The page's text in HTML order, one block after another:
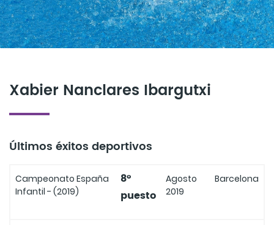
Xabier Nanclares Ibargutxi
Últimos éxitos deportivos
Campeonato España
Infantil - (2019)
8º
puesto
Agosto
2019
Barcelona